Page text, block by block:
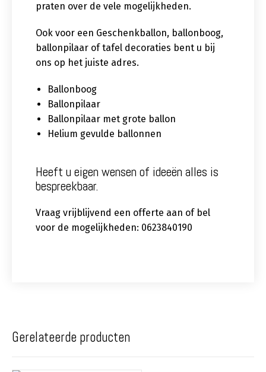
praten over de vele mogelijkheden.
Ook voor een Geschenkballon, ballonboog,
ballonpilaar of tafel decoraties bent u bij
ons op het juiste adres.
Ballonboog
Ballonpilaar
Ballonpilaar met grote ballon
Helium gevulde ballonnen
Heeft u eigen wensen of ideeën alles is
bespreekbaar.
Vraag vrijblijvend een offerte aan of bel
voor de mogelijkheden: 0623840190
Gerelateerde producten